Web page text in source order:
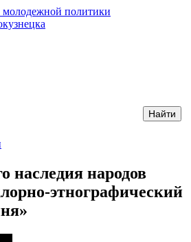
молодежной политики
наследия народов
этнографический